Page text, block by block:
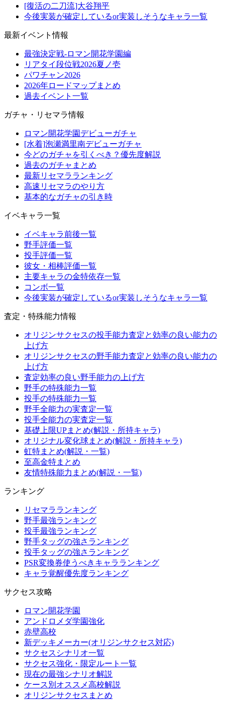
[復活の二刀流]大谷翔平
今後実装が確定しているor実装しそうなキャラ一覧
最新イベント情報
最強決定戦-ロマン開花学園編
リアタイ段位戦2026夏ノ壱
パワチャン2026
2026年ロードマップまとめ
過去イベント一覧
ガチャ・リセマラ情報
ロマン開花学園デビューガチャ
[水着]泡瀬満里南デビューガチャ
今どのガチャを引くべき？優先度解説
過去のガチャまとめ
最新リセマラランキング
高速リセマラのやり方
基本的なガチャの引き時
イベキャラ一覧
イベキャラ前後一覧
野手評価一覧
投手評価一覧
彼女・相棒評価一覧
主要キャラの金特依存一覧
コンボ一覧
今後実装が確定しているor実装しそうなキャラ一覧
査定・特殊能力情報
オリジンサクセスの投手能力査定と効率の良い能力の
上げ方
オリジンサクセスの野手能力査定と効率の良い能力の
上げ方
査定効率の良い野手能力の上げ方
野手の特殊能力一覧
投手の特殊能力一覧
野手全能力の実査定一覧
投手全能力の実査定一覧
基礎上限UPまとめ(解説・所持キャラ)
オリジナル変化球まとめ(解説・所持キャラ)
虹特まとめ(解説・一覧)
至高金特まとめ
友情特殊能力まとめ(解説・一覧)
ランキング
リセマラランキング
野手最強ランキング
投手最強ランキング
野手タッグの強さランキング
投手タッグの強さランキング
PSR変換券使うべきキャラランキング
キャラ覚醒優先度ランキング
サクセス攻略
ロマン開花学園
アンドロメダ学園強化
赤壁高校
新デッキメーカー(オリジンサクセス対応)
サクセスシナリオ一覧
サクセス強化・限定ルート一覧
現在の最強シナリオ解説
ケース別オススメ高校解説
オリジンサクセスまとめ